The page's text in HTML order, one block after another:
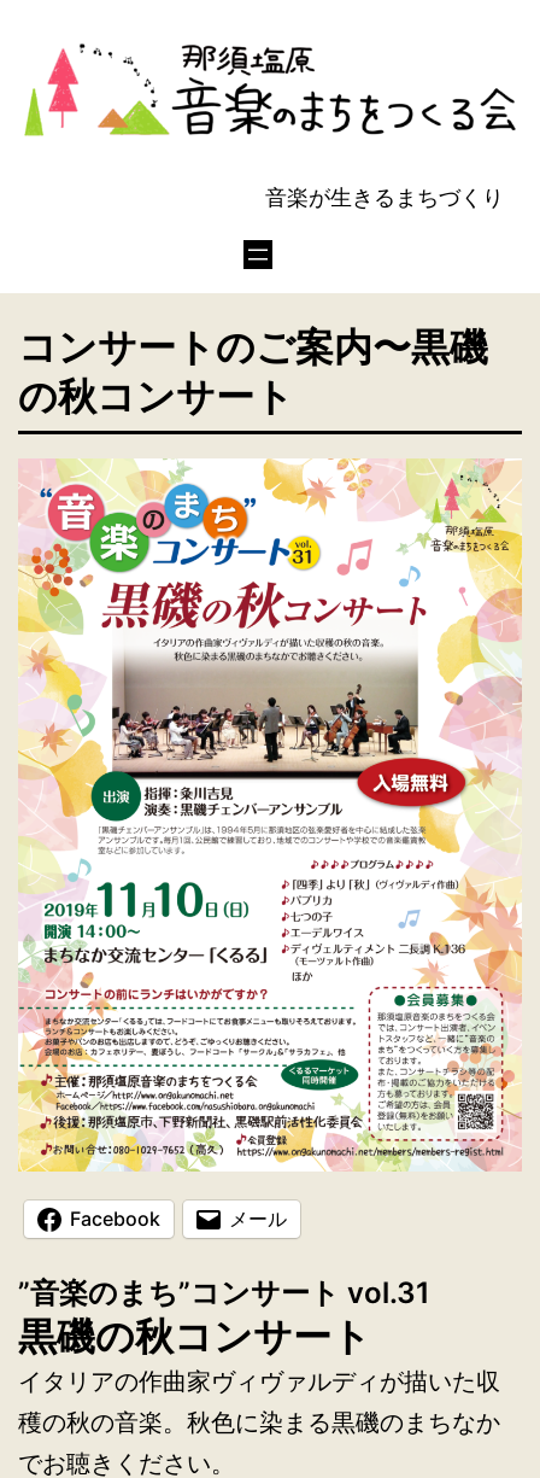
音楽が生きるまちづくり
コンサートのご案内〜黒磯
の秋コンサート
Facebook メール
”音楽のまち”コンサート vol.31
黒磯の秋コンサート
イタリアの作曲家ヴィヴァルディが描いた収
穫の秋の音楽。秋色に染まる黒磯のまちなか
でお聴きください。